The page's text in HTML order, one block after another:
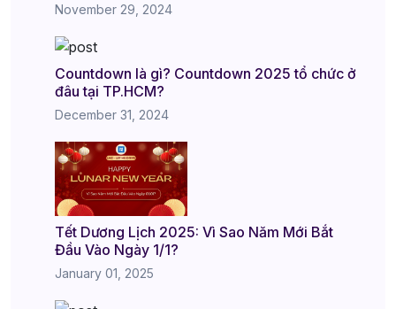
November 29, 2024
Countdown là gì? Countdown 2025 tổ chức ở
đâu tại TP.HCM?
December 31, 2024
Tết Dương Lịch 2025: Vì Sao Năm Mới Bắt
Đầu Vào Ngày 1/1?
January 01, 2025